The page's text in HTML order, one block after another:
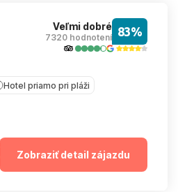
Veľmi dobré
7320 hodnotení 83%
Hotel priamo pri pláži
Zobraziť detail zájazdu